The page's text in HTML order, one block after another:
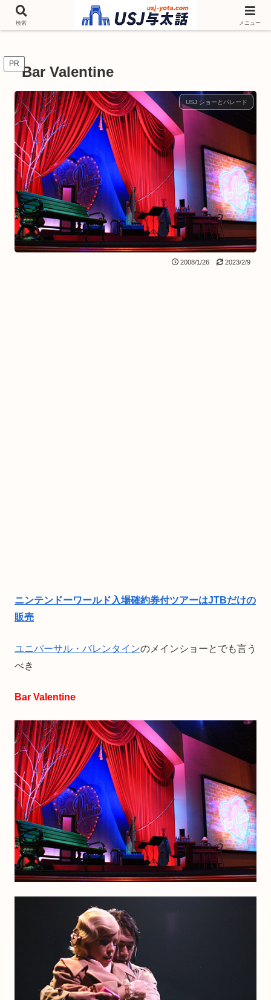
チケットやシーズンイベント ニンテンドーワールド アトラクションなどユニ
バを歩いて情報収集しています
PR Bar Valentine
USJ ショーとパレード
2008/1/26 2023/2/9
ニンテンドーワールド入場確約券付ツアーはJTBだけの
販売
ユニバーサル・バレンタインのメインショーとでも言う
べき
Bar Valentine
検索 メニュー